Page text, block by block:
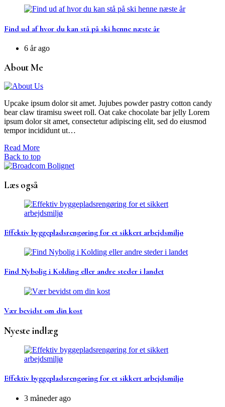
Find ud af hvor du kan stå på ski henne næste år
6 år ago
About Me
Upcake ipsum dolor sit amet. Jujubes powder pastry cotton candy
bear claw tiramisu sweet roll. Oat cake chocolate bar jelly Lorem
ipsum dolor sit amet, consectetur adipiscing elit, sed do eiusmod
tempor incididunt ut…
Read More
Back to top
Læs også
Effektiv byggepladsrengøring for et sikkert arbejdsmiljø
Find Nybolig i Kolding eller andre steder i landet
Vær bevidst om din kost
Nyeste indlæg
Effektiv byggepladsrengøring for et sikkert arbejdsmiljø
3 måneder ago